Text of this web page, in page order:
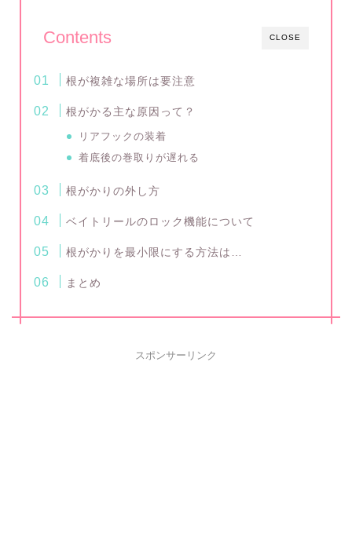
CLOSE
Contents
根が複雑な場所は要注意
根がかる主な原因って？
リアフックの装着
着底後の巻取りが遅れる
根がかりの外し方
ベイトリールのロック機能について
根がかりを最小限にする方法は…
まとめ
スポンサーリンク